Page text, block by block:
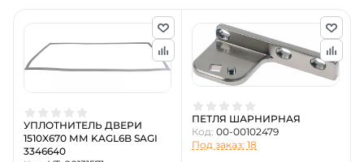
УПЛОТНИТЕЛЬ ДВЕРИ
1510X670 ММ KAGL6B SAGI
3346640
ПЕТЛЯ ШАРНИРНАЯ
Код: 00-00102479
Под заказ: 18